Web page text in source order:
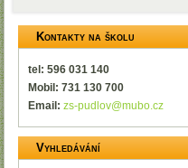
Kontakty na školu
tel: 596 031 140
Mobil: 731 130 700
Email:zs-pudlov@mubo.cz
Vyhledávání